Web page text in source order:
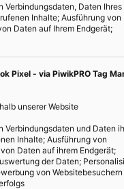
Verbindungsdaten, Daten Ihres
Inhalte; Ausführung von
Daten auf Ihrem Endgerät;
Pixel - via PiwikPRO Tag
unserer Website
Verbindungsdaten und Daten
Inhalte; Ausführung von
Daten auf ihrem Endgerät;
der Daten;
von